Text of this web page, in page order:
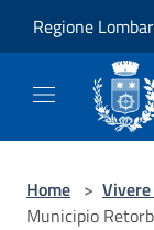
Regione
Home >
Municipio